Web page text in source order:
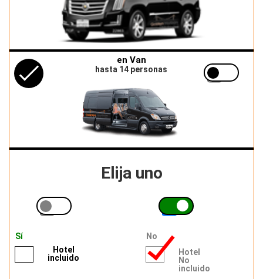
en Van
hasta 14 personas
Elija uno
Sí
Hotel
incluido
No
Hotel
No
incluido